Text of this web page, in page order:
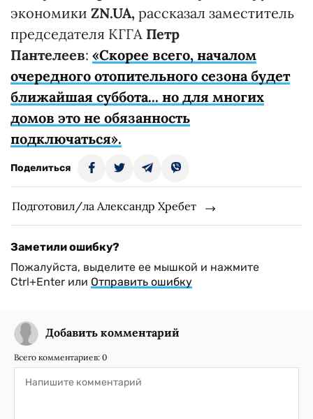
экономики ZN.UA, рассказал заместитель
председателя КГГА Петр
Пантелеев: «Скорее всего, началом
очередного отопительного сезона будет
ближайшая суббота... но для многих
домов это не обязанность
подключаться».
Поделиться
Подготовил/ла Александр Хребет
Заметили ошибку?
Пожалуйста, выделите ее мышкой и нажмите
Ctrl+Enter или Отправить ошибку
Добавить комментарий
Всего комментариев: 0